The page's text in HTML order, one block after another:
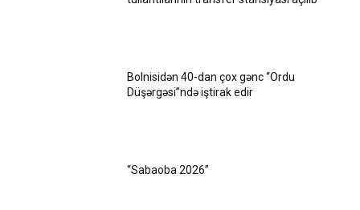
Bolnisidən 40-dan çox gənc “Ordu
Düşərgəsi”ndə iştirak edir
“Sabaoba 2026”